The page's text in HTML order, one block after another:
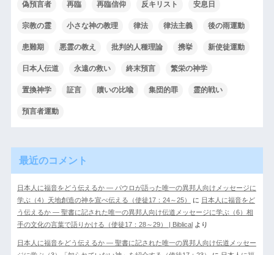
偽預言者 再臨 再臨信仰 反キリスト 安息日
宗教の霊 小さな神の教理 律法 律法主義 後の雨運動
患難期 悪霊の教え 批判的人種理論 携挙 新使徒運動
日本人伝道 永遠の救い 終末預言 繁栄の神学
置換神学 証言 贖いの比喩 集団的罪 霊的戦い
預言者運動
最近のコメント
日本人に福音をどう伝えるか ― パウロが語った唯一の異邦人向けメッセージに
学ぶ（4）天地創造の神を宣べ伝える（使徒17：24～25）
に 日本人に福音をど
う伝えるか ― 聖書に記された唯一の異邦人向け伝道メッセージに学ぶ（6）相
手の文化の言葉で語りかける（使徒17：28～29） | Biblical より
日本人に福音をどう伝えるか ― 聖書に記された唯一の異邦人向け伝道メッセー